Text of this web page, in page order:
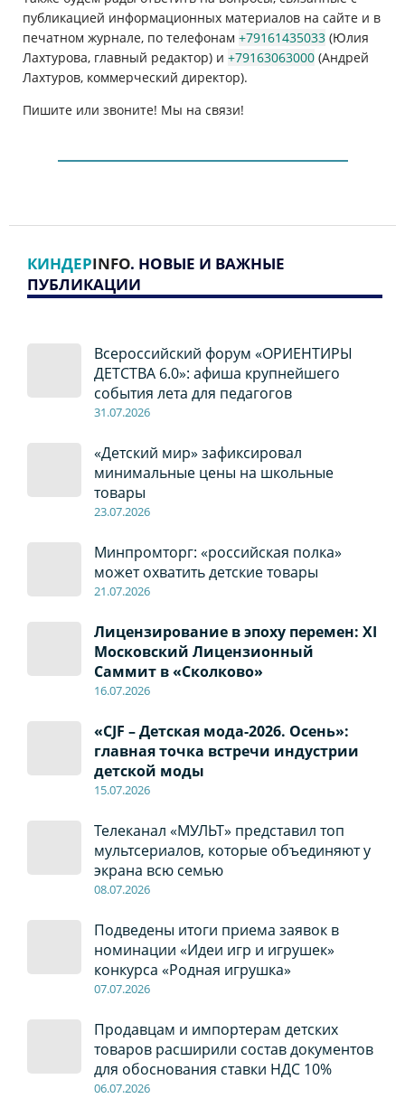
публикацией информационных материалов на сайте и в
печатном журнале, по телефонам +79161435033 (Юлия
Лахтурова, главный редактор) и +79163063000 (Андрей
Лахтуров, коммерческий директор).
Пишите или звоните! Мы на связи!
КИНДЕРINFO. НОВЫЕ И ВАЖНЫЕ
ПУБЛИКАЦИИ
Всероссийский форум «ОРИЕНТИРЫ
ДЕТСТВА 6.0»: афиша крупнейшего
события лета для педагогов
31.07.2026
«Детский мир» зафиксировал
минимальные цены на школьные
товары
23.07.2026
Минпромторг: «российская полка»
может охватить детские товары
21.07.2026
Лицензирование в эпоху перемен: XI
Московский Лицензионный
Саммит в «Сколково»
16.07.2026
«CJF – Детская мода-2026. Осень»:
главная точка встречи индустрии
детской моды
15.07.2026
Телеканал «МУЛЬТ» представил топ
мультсериалов, которые объединяют у
экрана всю семью
08.07.2026
Подведены итоги приема заявок в
номинации «Идеи игр и игрушек»
конкурса «Родная игрушка»
07.07.2026
Продавцам и импортерам детских
товаров расширили состав документов
для обоснования ставки НДС 10%
06.07.2026